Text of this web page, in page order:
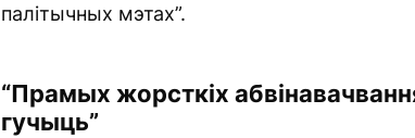
палітычных мэтах”.
“Прамых жорсткіх
гучыць”